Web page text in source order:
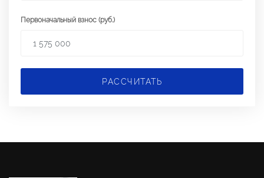
Первоначальный взнос (руб.)
РАССЧИТАТЬ